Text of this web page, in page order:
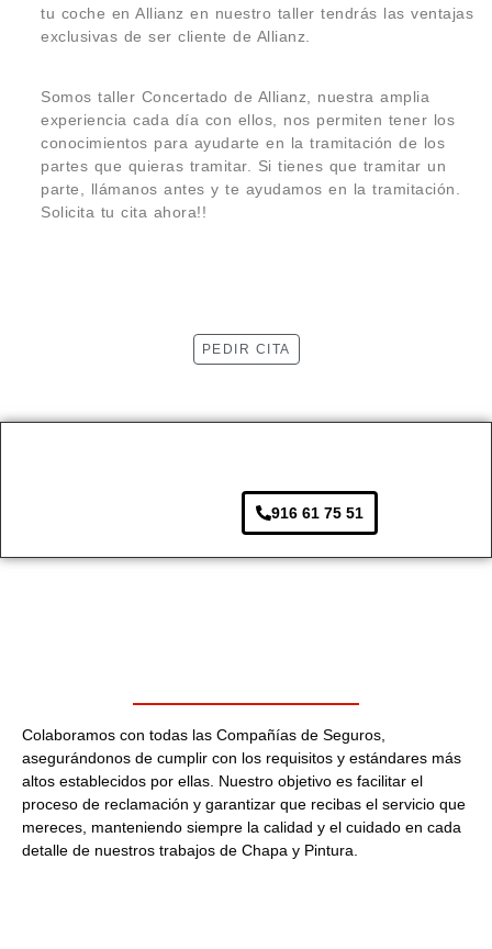
tu coche en Allianz en nuestro taller tendrás las ventajas
exclusivas de ser cliente de Allianz.
Somos taller Concertado de Allianz, nuestra amplia
experiencia cada día con ellos, nos permiten tener los
conocimientos para ayudarte en la tramitación de los
partes que quieras tramitar. Si tienes que tramitar un
parte, llámanos antes y te ayudamos en la tramitación.
Solicita tu cita ahora!!
PEDIR CITA
916 61 75 51
Colaboramos con todas las Compañías de Seguros,
asegurándonos de cumplir con los requisitos y estándares más
altos establecidos por ellas. Nuestro objetivo es facilitar el
proceso de reclamación y garantizar que recibas el servicio que
mereces, manteniendo siempre la calidad y el cuidado en cada
detalle de nuestros trabajos de Chapa y Pintura.